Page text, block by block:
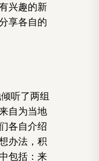
兴趣的新
享各自的
听了两组
自为当地
各自介绍
办法，积
包括：来